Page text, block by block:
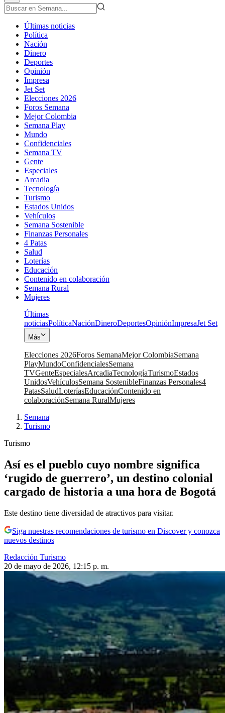
Últimas noticias
Política
Nación
Dinero
Deportes
Opinión
Impresa
Jet Set
Elecciones 2026
Foros Semana
Mejor Colombia
Semana Play
Mundo
Confidenciales
Semana TV
Gente
Especiales
Arcadia
Tecnología
Turismo
Estados Unidos
Vehículos
Semana Sostenible
Finanzas Personales
4 Patas
Salud
Loterías
Educación
Contenido en colaboración
Semana Rural
Mujeres
Últimas
noticiasPolíticaNaciónDineroDeportesOpiniónImpresaJet Set
Más
Elecciones 2026Foros SemanaMejor ColombiaSemana
PlayMundoConfidencialesSemana
TVGenteEspecialesArcadiaTecnologíaTurismoEstados
UnidosVehículosSemana SostenibleFinanzas Personales4
PatasSaludLoteríasEducaciónContenido en
colaboraciónSemana RuralMujeres
Semana|
Turismo
Turismo
Así es el pueblo cuyo nombre significa
‘rugido de guerrero’, un destino colonial
cargado de historia a una hora de Bogotá
Este destino tiene diversidad de atractivos para visitar.
Siga nuestras recomendaciones de turismo en Discover y conozca
nuevos destinos
Redacción Turismo
20 de mayo de 2026, 12:15 p. m.